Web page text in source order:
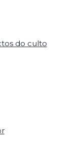
do culto